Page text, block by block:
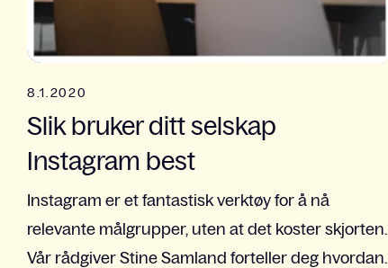
8.1.2020
Slik bruker ditt selskap
Instagram best
Instagram er et fantastisk verktøy for å nå
relevante målgrupper, uten at det koster skjorten.
Vår rådgiver Stine Samland forteller deg hvordan.